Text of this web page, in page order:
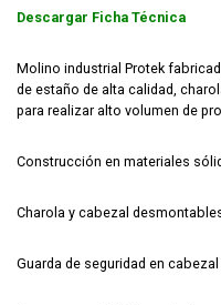
Descargar Ficha Técnica
Molino industrial Protek
de estaño de alta calidad,
para realizar alto volumen de
Construcción en materiales
Charola y cabezal
Guarda de seguridad en